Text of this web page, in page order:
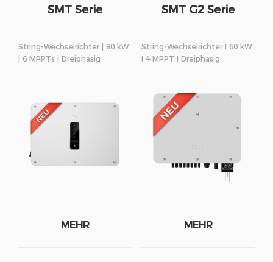
SMT Serie
String-Wechselrichter | 80 kW
| 6 MPPTs | Dreiphasig
MEHR
SMT G2 Serie
String-Wechselrichter I 60 kW
I 4 MPPT I Dreiphasig
MEHR